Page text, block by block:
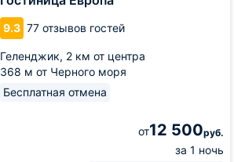
9.3 77 отзывов гостей
Геленджик, 2 км от центра
368 м от Черного моря
Бесплатная отмена
от12 500руб.
за 1 ночь